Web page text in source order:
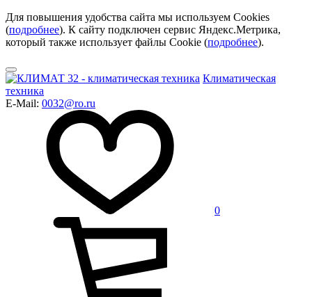
Для повышения удобства сайта мы используем Cookies
(подробнее). К сайту подключен сервис Яндекс.Метрика,
который также использует файлы Cookie (подробнее).
Климатическая
техника
E-Mail: 0032@ro.ru
0